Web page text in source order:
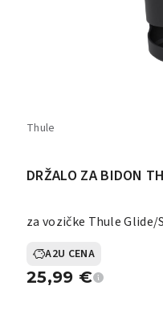
Thule
DRŽALO ZA BIDON
za vozičke Thule
A2U CENA
25,99 €